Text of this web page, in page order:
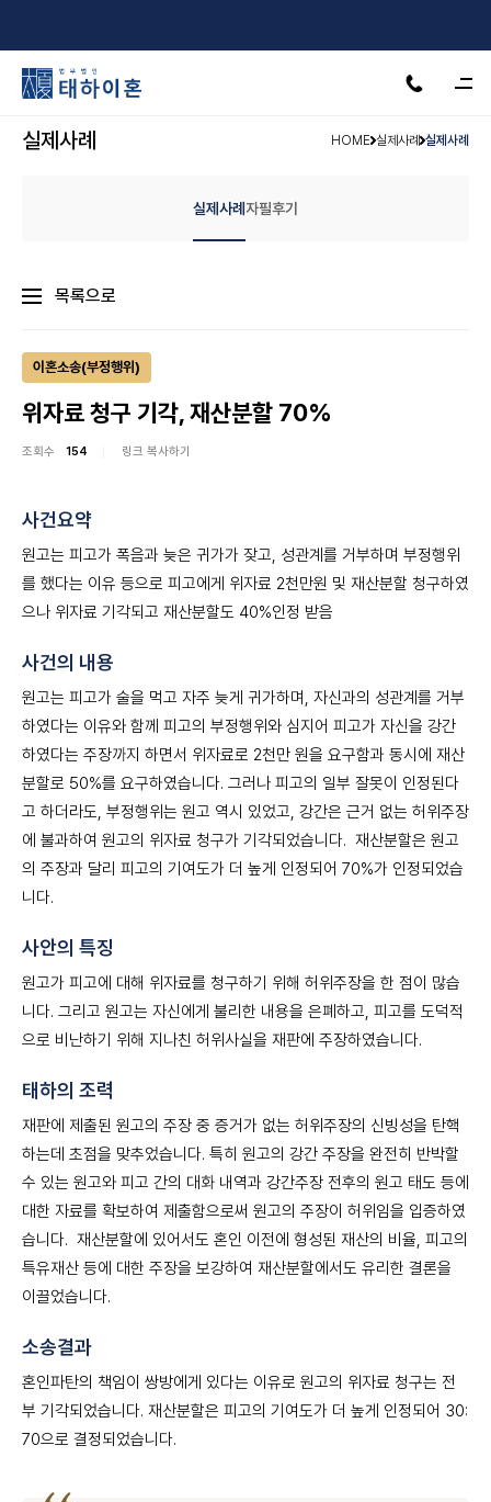
실제사례 HOME 실제사례 실제사례
실제사례 자필후기
목록으로
이혼소송(부정행위)
위자료 청구 기각, 재산분할 70%
조회수 154 링크 복사하기
사건요약
원고는 피고가 폭음과 늦은 귀가가 잦고, 성관계를 거부하며 부정행위
를 했다는 이유 등으로 피고에게 위자료 2천만원 및 재산분할 청구하였
으나 위자료 기각되고 재산분할도 40%인정 받음
사건의 내용
원고는 피고가 술을 먹고 자주 늦게 귀가하며, 자신과의 성관계를 거부
하였다는 이유와 함께 피고의 부정행위와 심지어 피고가 자신을 강간
하였다는 주장까지 하면서 위자료로 2천만 원을 요구함과 동시에 재산
분할로 50%를 요구하였습니다. 그러나 피고의 일부 잘못이 인정된다
고 하더라도, 부정행위는 원고 역시 있었고, 강간은 근거 없는 허위주장
에 불과하여 원고의 위자료 청구가 기각되었습니다. 재산분할은 원고
의 주장과 달리 피고의 기여도가 더 높게 인정되어 70%가 인정되었습
니다.
사안의 특징
원고가 피고에 대해 위자료를 청구하기 위해 허위주장을 한 점이 많습
니다. 그리고 원고는 자신에게 불리한 내용을 은폐하고, 피고를 도덕적
으로 비난하기 위해 지나친 허위사실을 재판에 주장하였습니다.
태하의 조력
재판에 제출된 원고의 주장 중 증거가 없는 허위주장의 신빙성을 탄핵
하는데 초점을 맞추었습니다. 특히 원고의 강간 주장을 완전히 반박할
수 있는 원고와 피고 간의 대화 내역과 강간주장 전후의 원고 태도 등에
대한 자료를 확보하여 제출함으로써 원고의 주장이 허위임을 입증하였
습니다. 재산분할에 있어서도 혼인 이전에 형성된 재산의 비율, 피고의
특유재산 등에 대한 주장을 보강하여 재산분할에서도 유리한 결론을
이끌었습니다.
소송결과
혼인파탄의 책임이 쌍방에게 있다는 이유로 원고의 위자료 청구는 전
부 기각되었습니다. 재산분할은 피고의 기여도가 더 높게 인정되어 30:
70으로 결정되었습니다.